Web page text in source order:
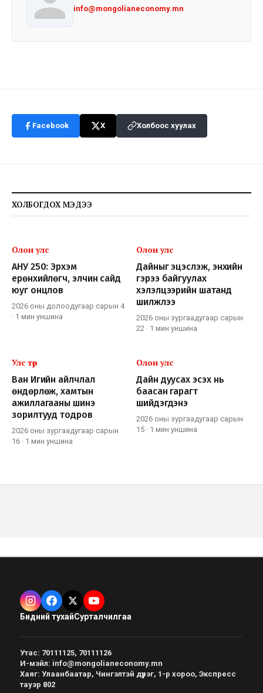
info@mongolianeconomy.mn
Facebook X Холбоос хуулах
ХОЛБОГДОХ МЭДЭЭ
Олон улс
АНУ 250: Эрхэм
ерөнхийлөгч, элчин сайд
юуг онцлов
2026 оны долоодугаар сарын 4
· 1 мин уншина
Олон улс
Дайныг эцэслэж, энхийн
гэрээ байгуулах
хэлэлцээрийн шатанд
шилжлээ
2026 оны зургаадугаар сарын
22 · 1 мин уншина
Улс төр
Ван Игийн айлчлал
өндөрлөж, хамтын
ажиллагааны шинэ
зорилтууд тодров
2026 оны зургаадугаар сарын
16 · 1 мин уншина
Олон улс
Дайн дуусах эсэх нь
баасан гарагт
шийдэгдэнэ
2026 оны зургаадугаар сарын
15 · 1 мин уншина
Бидний тухайСурталчилгаа
Утас: 70111125, 70111126
И-мэйл: info@mongolianeconomy.mn
Хаяг: Улаанбаатар, Чингэлтэй дүүрэг, 1-р хороо, Экспресс
тауэр 802